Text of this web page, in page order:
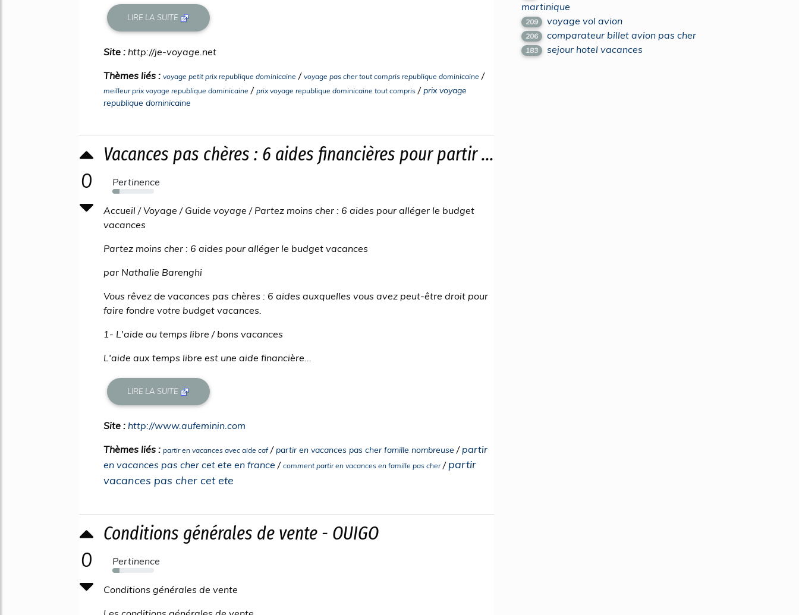
LIRE LA SUITE
Site : http://je-voyage.net
Thèmes liés : voyage petit prix republique dominicaine / voyage pas cher tout compris republique dominicaine /
meilleur prix voyage republique dominicaine / prix voyage republique dominicaine tout compris /prix voyage
republique dominicaine
0
Vacances pas chères : 6 aides financières pour partir ...
Pertinence
17%
Accueil / Voyage / Guide voyage / Partez moins cher : 6 aides pour alléger le budget
vacances
Partez moins cher : 6 aides pour alléger le budget vacances
par Nathalie Barenghi
Vous rêvez de vacances pas chères : 6 aides auxquelles vous avez peut-être droit pour
faire fondre votre budget vacances.
1- L'aide au temps libre / bons vacances
L'aide aux temps libre est une aide financière...
LIRE LA SUITE
Site : http://www.aufeminin.com
Thèmes liés : partir en vacances avec aide caf/partir en vacances pas cher famille nombreuse / partir
en vacances pas cher cet ete en france / comment partir en vacances en famille pas cher/ partir
vacances pas cher cet ete
0
Conditions générales de vente - OUIGO
Pertinence
17%
Conditions générales de vente
martinique
209 voyage vol avion
206 comparateur billet avion pas cher
183 sejour hotel vacances